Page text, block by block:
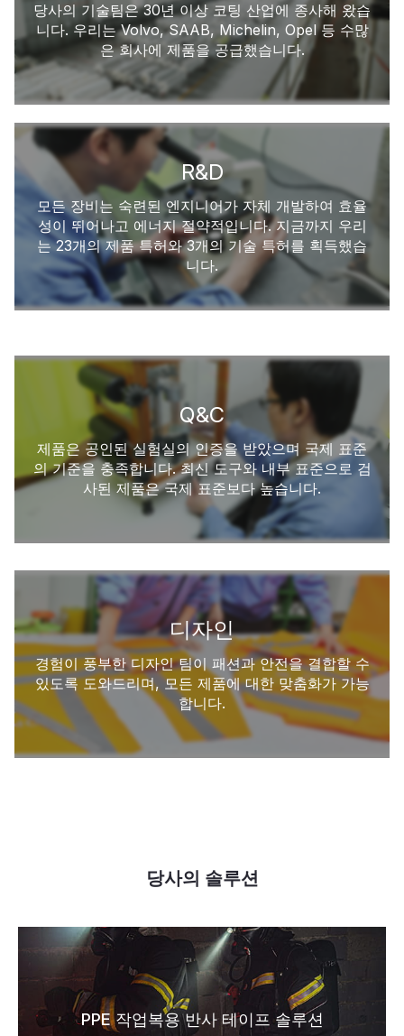
당사의 기술팀은 30년 이상 코팅 산업에 종사해 왔습
니다. 우리는 Volvo, SAAB, Michelin, Opel 등 수많
은 회사에 제품을 공급했습니다.
R&D
모든 장비는 숙련된 엔지니어가 자체 개발하여 효율
성이 뛰어나고 에너지 절약적입니다. 지금까지 우리
는 23개의 제품 특허와 3개의 기술 특허를 획득했습
니다.
Q&C
제품은 공인된 실험실의 인증을 받았으며 국제 표준
의 기준을 충족합니다. 최신 도구와 내부 표준으로 검
사된 제품은 국제 표준보다 높습니다.
디자인
경험이 풍부한 디자인 팀이 패션과 안전을 결합할 수
있도록 도와드리며, 모든 제품에 대한 맞춤화가 가능
합니다.
당사의 솔루션
PPE 작업복용 반사 테이프 솔루션